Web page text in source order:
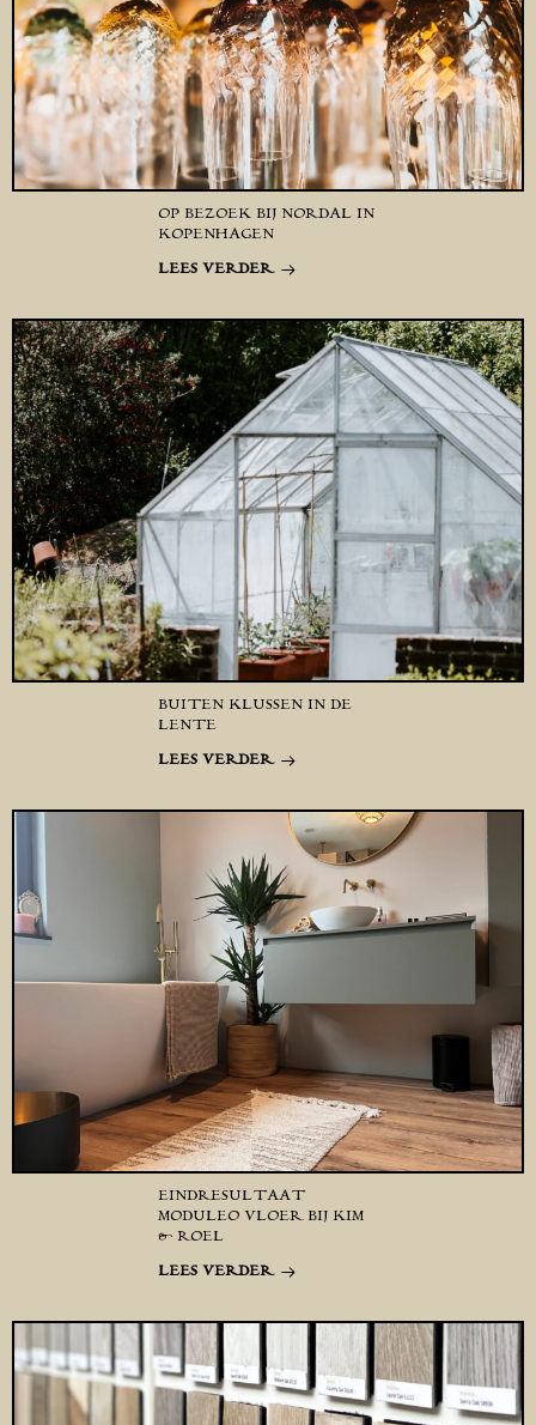
OP BEZOEK BIJ NORDAL IN
KOPENHAGEN
LEES VERDER
BUITEN KLUSSEN IN DE
LENTE
LEES VERDER
EINDRESULTAAT
MODULEO VLOER BIJ KIM
& ROEL
LEES VERDER